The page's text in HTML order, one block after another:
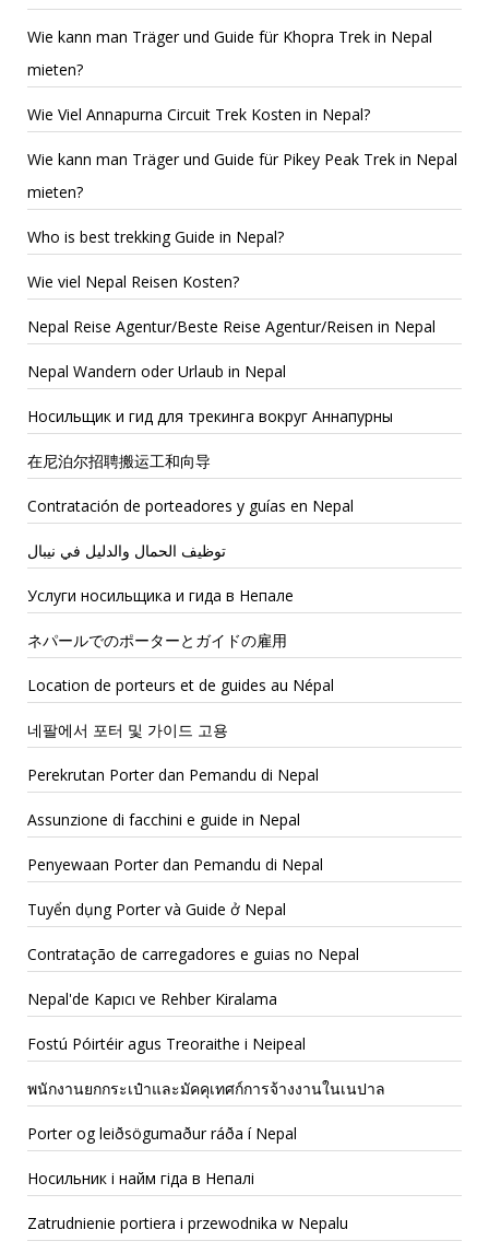
Wie kann man Träger und Guide für Khopra Trek in Nepal
mieten?
Wie Viel Annapurna Circuit Trek Kosten in Nepal?
Wie kann man Träger und Guide für Pikey Peak Trek in Nepal
mieten?
Who is best trekking Guide in Nepal?
Wie viel Nepal Reisen Kosten?
Nepal Reise Agentur/Beste Reise Agentur/Reisen in Nepal
Nepal Wandern oder Urlaub in Nepal
Носильщик и гид для трекинга вокруг Аннапурны
在尼泊尔招聘搬运工和向导
Contratación de porteadores y guías en Nepal
توظيف الحمال والدليل في نيبال
Услуги носильщика и гида в Непале
ネパールでのポーターとガイドの雇用
Location de porteurs et de guides au Népal
네팔에서 포터 및 가이드 고용
Perekrutan Porter dan Pemandu di Nepal
Assunzione di facchini e guide in Nepal
Penyewaan Porter dan Pemandu di Nepal
Tuyển dụng Porter và Guide ở Nepal
Contratação de carregadores e guias no Nepal
Nepal'de Kapıcı ve Rehber Kiralama
Fostú Póirtéir agus Treoraithe i Neipeal
พนักงานยกกระเป๋าและมัคคุเทศก์การจ้างงานในเนปาล
Porter og leiðsögumaður ráða í Nepal
Носильник і найм гіда в Непалі
Zatrudnienie portiera i przewodnika w Nepalu